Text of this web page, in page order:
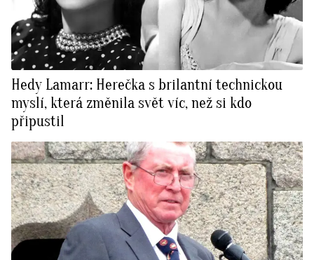
Hedy Lamarr: Herečka s brilantní technickou
myslí, která změnila svět víc, než si kdo
připustil